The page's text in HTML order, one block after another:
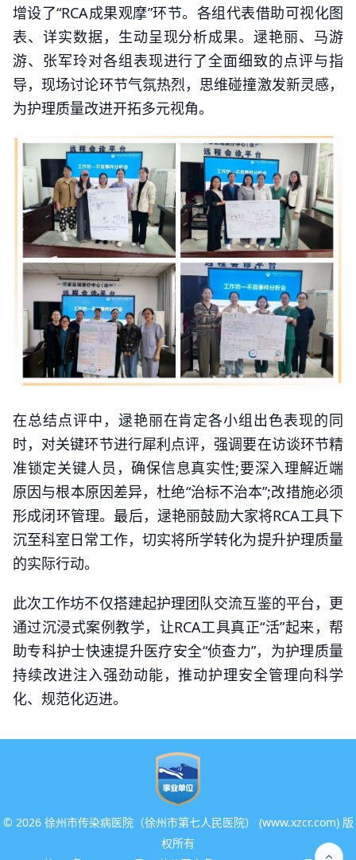
增设了“RCA成果观摩”环节。各组代表借助可视化图
表、详实数据，生动呈现分析成果。逯艳丽、马游
游、张军玲对各组表现进行了全面细致的点评与指
导，现场讨论环节气氛热烈，思维碰撞激发新灵感，
为护理质量改进开拓多元视角。
在总结点评中，逯艳丽在肯定各小组出色表现的同
时，对关键环节进行犀利点评，强调要在访谈环节精
准锁定关键人员，确保信息真实性;要深入理解近端
原因与根本原因差异，杜绝“治标不治本”;改措施必须
形成闭环管理。最后，逯艳丽鼓励大家将RCA工具下
沉至科室日常工作，切实将所学转化为提升护理质量
的实际行动。
此次工作坊不仅搭建起护理团队交流互鉴的平台，更
通过沉浸式案例教学，让RCA工具真正“活”起来，帮
助专科护士快速提升医疗安全“侦查力”，为护理质量
持续改进注入强劲动能，推动护理安全管理向科学
化、规范化迈进。
© 2026 徐州市传染病医院（徐州市第七人民医院） (www.xzcr.com) 版
权所有